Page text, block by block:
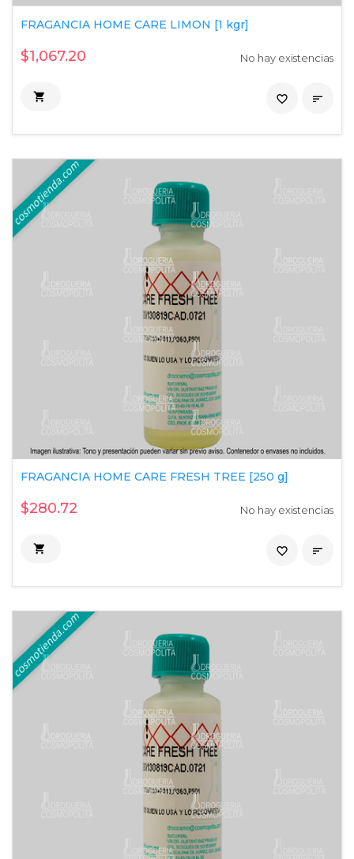
FRAGANCIA HOME CARE LIMON [1 kgr]
$1,067.20 No hay existencias
 
favorite_border
FRAGANCIA HOME CARE FRESH TREE [250 g]
$280.72 No hay existencias
 
favorite_border